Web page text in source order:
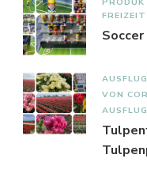
Soccer
VON